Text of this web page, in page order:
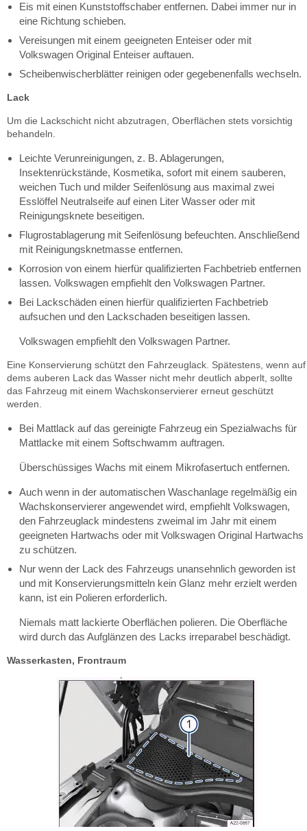
Eis mit einen Kunststoffschaber entfernen. Dabei immer nur in
eine Richtung schieben.
Vereisungen mit einem geeigneten Enteiser oder mit
Volkswagen Original Enteiser auftauen.
Scheibenwischerblätter reinigen oder gegebenenfalls wechseln.
Lack
Um die Lackschicht nicht abzutragen, Oberflächen stets vorsichtig
behandeln.
Leichte Verunreinigungen, z. B. Ablagerungen,
Insektenrückstände, Kosmetika, sofort mit einem sauberen,
weichen Tuch und milder Seifenlösung aus maximal zwei
Esslöffel Neutralseife auf einen Liter Wasser oder mit
Reinigungsknete beseitigen.
Flugrostablagerung mit Seifenlösung befeuchten. Anschließend
mit Reinigungsknetmasse entfernen.
Korrosion von einem hierfür qualifizierten Fachbetrieb entfernen
lassen. Volkswagen empfiehlt den Volkswagen Partner.
Bei Lackschäden einen hierfür qualifizierten Fachbetrieb
aufsuchen und den Lackschaden beseitigen lassen.
Volkswagen empfiehlt den Volkswagen Partner.
Eine Konservierung schützt den Fahrzeuglack. Spätestens, wenn auf
dems auberen Lack das Wasser nicht mehr deutlich abperlt, sollte
das Fahrzeug mit einem Wachskonservierer erneut geschützt
werden.
Bei Mattlack auf das gereinigte Fahrzeug ein Spezialwachs für
Mattlacke mit einem Softschwamm auftragen.
Überschüssiges Wachs mit einem Mikrofasertuch entfernen.
Auch wenn in der automatischen Waschanlage regelmäßig ein
Wachskonservierer angewendet wird, empfiehlt Volkswagen,
den Fahrzeuglack mindestens zweimal im Jahr mit einem
geeigneten Hartwachs oder mit Volkswagen Original Hartwachs
zu schützen.
Nur wenn der Lack des Fahrzeugs unansehnlich geworden ist
und mit Konservierungsmitteln kein Glanz mehr erzielt werden
kann, ist ein Polieren erforderlich.
Niemals matt lackierte Oberflächen polieren. Die Oberfläche
wird durch das Aufglänzen des Lacks irreparabel beschädigt.
Wasserkasten, Frontraum